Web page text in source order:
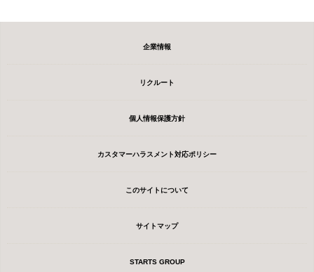
企業情報
リクルート
個人情報保護方針
カスタマーハラスメント対応ポリシー
このサイトについて
サイトマップ
STARTS GROUP